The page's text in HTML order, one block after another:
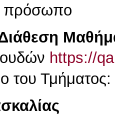
πρόσωπο
https://
του Τμήματος: